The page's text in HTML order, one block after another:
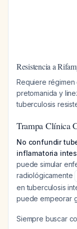
Resistencia a
Requiere régimen
pretomanida y
tuberculosis
Trampa Clínica
No confundir
inflamatoria
puede simular
radiológicamente
en tuberculosis
puede empeorar
Siempre buscar